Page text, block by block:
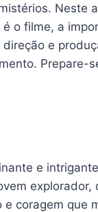
Neste
o filme, a
e
Prepare-
e
explorador,
coragem que